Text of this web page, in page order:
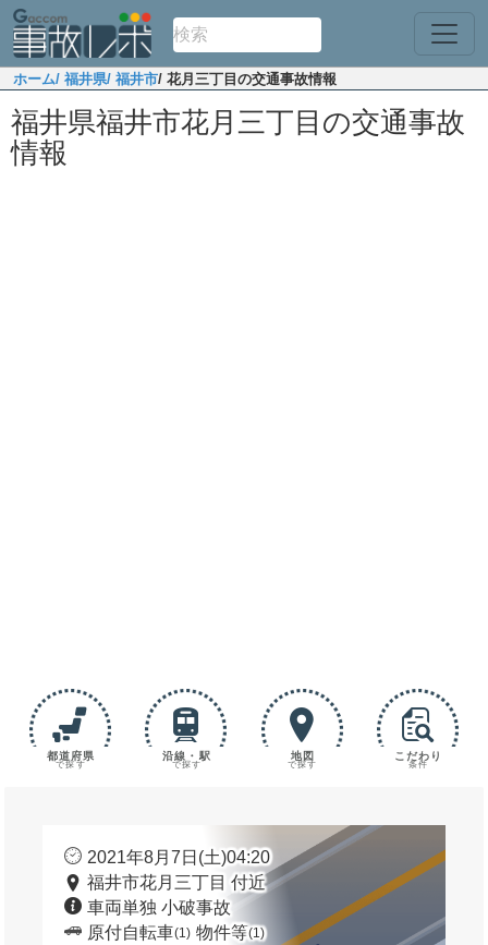
ホーム/ 福井県/ 福井市/ 花月三丁目の交通事故情報
福井県福井市花月三丁目の交通事故
情報
都道府県
で探す
沿線・駅
で探す
地図
で探す
こだわり
条件
2021年8月7日(土)04:20
福井市花月三丁目 付近
車両単独 小破事故
原付自転車(1) 物件等(1)